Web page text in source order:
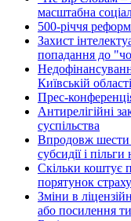
масштабна
500-річчя
Захист
попадання до
Київській області
Прес-
Антирелігійні
суспільства
Впродовж шести
субсидії і
Скільки коштує
порятунок
Зміни в
або посилення